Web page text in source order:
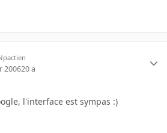
200620 a
l'interface est sympas :)